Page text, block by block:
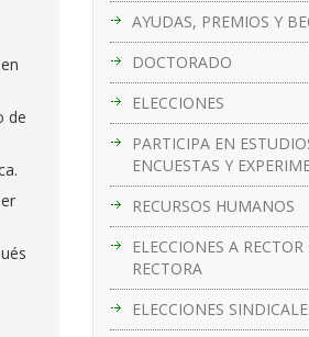
AYUDAS, PREMIOS Y
DOCTORADO
ELECCIONES
PARTICIPA EN
ENCUESTAS Y
RECURSOS HUMANOS
ELECCIONES A RECTOR
RECTORA
ELECCIONES
de